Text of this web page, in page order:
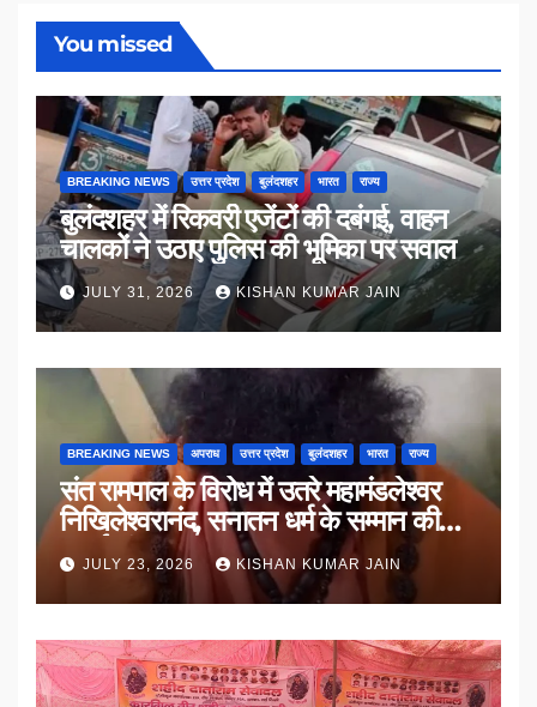
You missed
BREAKING NEWS उत्तर प्रदेश बुलंदशहर भारत राज्य
बुलंदशहर में रिकवरी एजेंटों की दबंगई, वाहन
चालकों ने उठाए पुलिस की भूमिका पर सवाल
JULY 31, 2026 KISHAN KUMAR JAIN
BREAKING NEWS अपराध उत्तर प्रदेश बुलंदशहर भारत राज्य
संत रामपाल के विरोध में उतरे महामंडलेश्वर
निखिलेश्वरानंद, सनातन धर्म के सम्मान की
उठाई मांग
JULY 23, 2026 KISHAN KUMAR JAIN